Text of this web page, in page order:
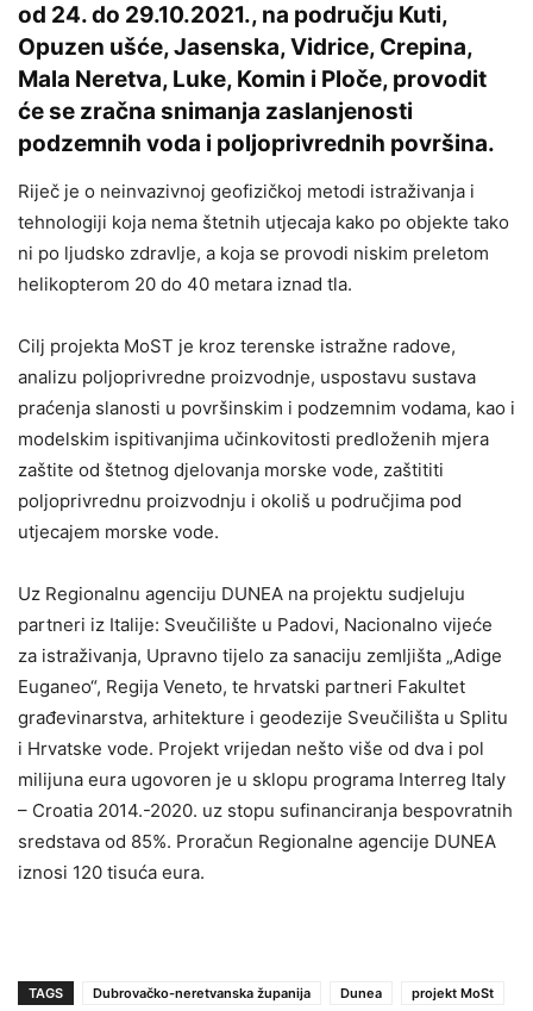
od 24. do 29.10.2021., na području Kuti,
Opuzen ušće, Jasenska, Vidrice, Crepina,
Mala Neretva, Luke, Komin i Ploče, provodit
će se zračna snimanja zaslanjenosti
podzemnih voda i poljoprivrednih površina.
Riječ je o neinvazivnoj geofizičkoj metodi istraživanja i
tehnologiji koja nema štetnih utjecaja kako po objekte tako
ni po ljudsko zdravlje, a koja se provodi niskim preletom
helikopterom 20 do 40 metara iznad tla.
Cilj projekta MoST je kroz terenske istražne radove,
analizu poljoprivredne proizvodnje, uspostavu sustava
praćenja slanosti u površinskim i podzemnim vodama, kao i
modelskim ispitivanjima učinkovitosti predloženih mjera
zaštite od štetnog djelovanja morske vode, zaštititi
poljoprivrednu proizvodnju i okoliš u područjima pod
utjecajem morske vode.
Uz Regionalnu agenciju DUNEA na projektu sudjeluju
partneri iz Italije: Sveučilište u Padovi, Nacionalno vijeće
za istraživanja, Upravno tijelo za sanaciju zemljišta „Adige
Euganeo“, Regija Veneto, te hrvatski partneri Fakultet
građevinarstva, arhitekture i geodezije Sveučilišta u Splitu
i Hrvatske vode. Projekt vrijedan nešto više od dva i pol
milijuna eura ugovoren je u sklopu programa Interreg Italy
– Croatia 2014.-2020. uz stopu sufinanciranja bespovratnih
sredstava od 85%. Proračun Regionalne agencije DUNEA
iznosi 120 tisuća eura.
TAGS Dubrovačko-neretvanska županija Dunea projekt MoSt